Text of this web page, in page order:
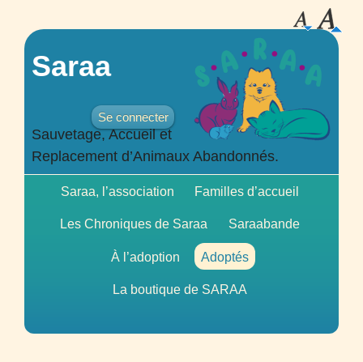
Saraa
Se connecter
Sauvetage, Accueil et
Replacement d’Animaux Abandonnés.
Saraa, l’association Familles d’accueil
Les Chroniques de Saraa Saraabande
À l’adoption Adoptés
La boutique de SARAA